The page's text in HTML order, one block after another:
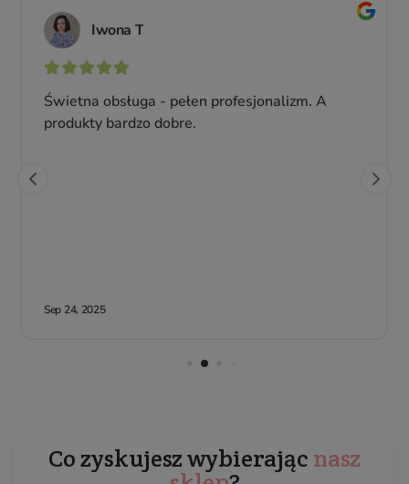
Co zyskujesz wybierając nasz